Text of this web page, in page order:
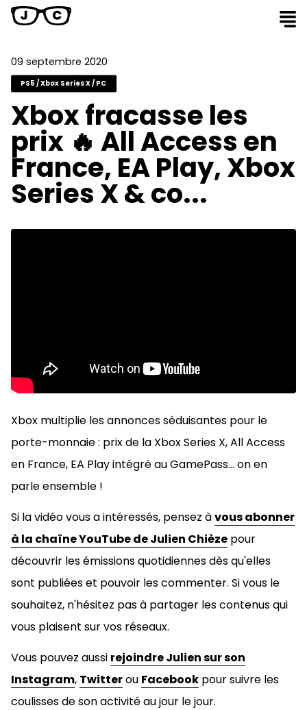
09 septembre 2020
PS5 / Xbox Series X / PC
Xbox fracasse les
prix 🔥 All Access en
France, EA Play, Xbox
Series X & co...
Xbox multiplie les annonces séduisantes pour le
porte-monnaie : prix de la Xbox Series X, All Access
en France, EA Play intégré au GamePass... on en
parle ensemble !
Si la vidéo vous a intéressés, pensez àvous abonner
à la chaîne YouTube de Julien Chièze pour
découvrir les émissions quotidiennes dès qu'elles
sont publiées et pouvoir les commenter. Si vous le
souhaitez, n'hésitez pas à partager les contenus qui
vous plaisent sur vos réseaux.
Vous pouvez aussi rejoindre Julien sur son
Instagram, Twitterou Facebook pour suivre les
coulisses de son activité au jour le jour.